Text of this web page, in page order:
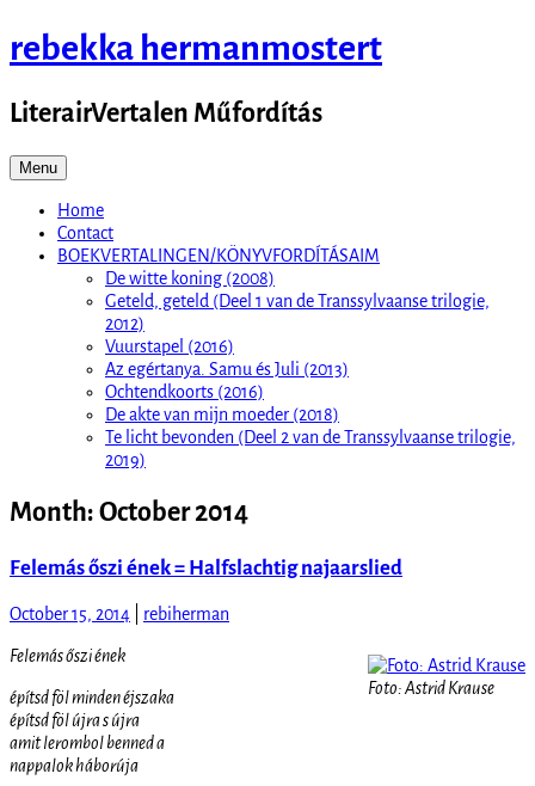
to
rebekka hermanmostert
LiterairVertalen Műfordítás
Menu
Home
Contact
BOEKVERTALINGEN/KÖNYVFORDÍTÁSAIM
De witte koning (2008)
Geteld, geteld (Deel 1 van de Transsylvaanse trilogie,
2012)
Vuurstapel (2016)
Az egértanya. Samu és Juli (2013)
Ochtendkoorts (2016)
De akte van mijn moeder (2018)
Te licht bevonden (Deel 2 van de Transsylvaanse trilogie,
2019)
Month: October 2014
Felemás őszi ének = Halfslachtig najaarslied
October 15, 2014 rebiherman
Foto: Astrid Krause
Felemás őszi ének
építsd föl minden éjszaka
építsd föl újra s újra
amit lerombol benned a
nappalok háborúja